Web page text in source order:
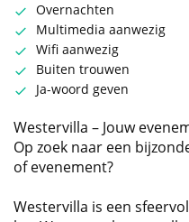
Overnachten
Multimedia aanwezig
Wifi aanwezig
Buiten trouwen
Ja-woord geven
Westervilla – Jouw
Op zoek naar een
of evenement?
Westervilla is een